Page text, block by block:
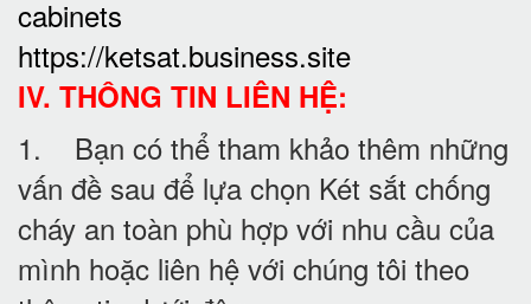
cabinets
https://ketsat.business.site
IV. THÔNG TIN LIÊN HỆ:
1. Bạn có thể tham khảo thêm những
vấn đề sau để lựa chọn Két sắt chống
cháy an toàn phù hợp với nhu cầu của
mình hoặc liên hệ với chúng tôi theo